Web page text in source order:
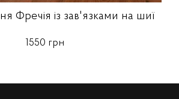
Фречія із зав'язками на шиї
1550 грн